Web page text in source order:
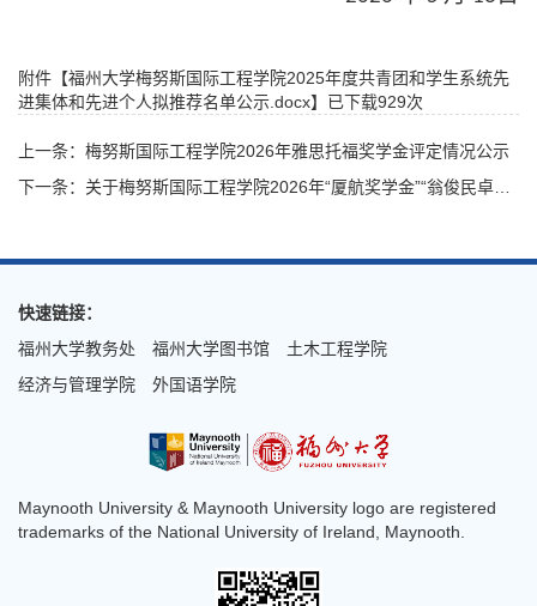
附件【福州大学梅努斯国际工程学院2025年度共青团和学生系统先
进集体和先进个人拟推荐名单公示.docx】已下载929次
上一条：梅努斯国际工程学院2026年雅思托福奖学金评定情况公示
快速链接：
福州大学教务处
福州大学图书馆
土木工程学院
经济与管理学院
外国语学院
Maynooth University & Maynooth University logo are registered
trademarks of the National University of Ireland, Maynooth.